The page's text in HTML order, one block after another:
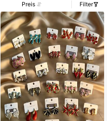
Preis Filter